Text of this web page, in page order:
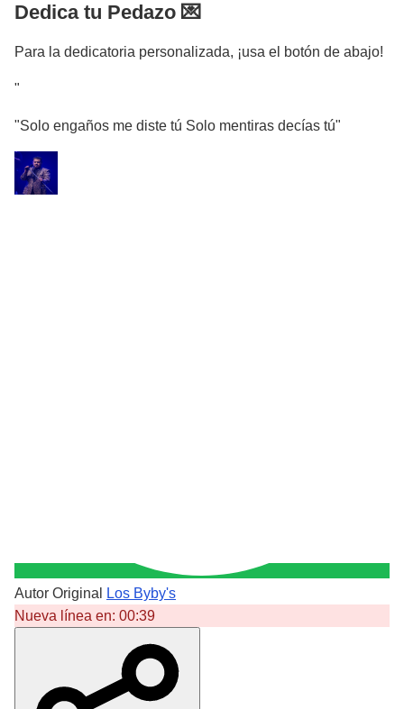
Dedica tu Pedazo 💌
Para la dedicatoria personalizada, ¡usa el botón de abajo!
"
"Solo engaños me diste tú Solo mentiras decías tú"
Autor Original
Los Byby's
Nueva línea en: 00:39